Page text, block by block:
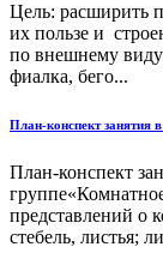
Цель: расширить
их пользе и
по внешнему
фиалка, бего...
План-конспект занятия
План-конспект
представлений о
стебель, листья;